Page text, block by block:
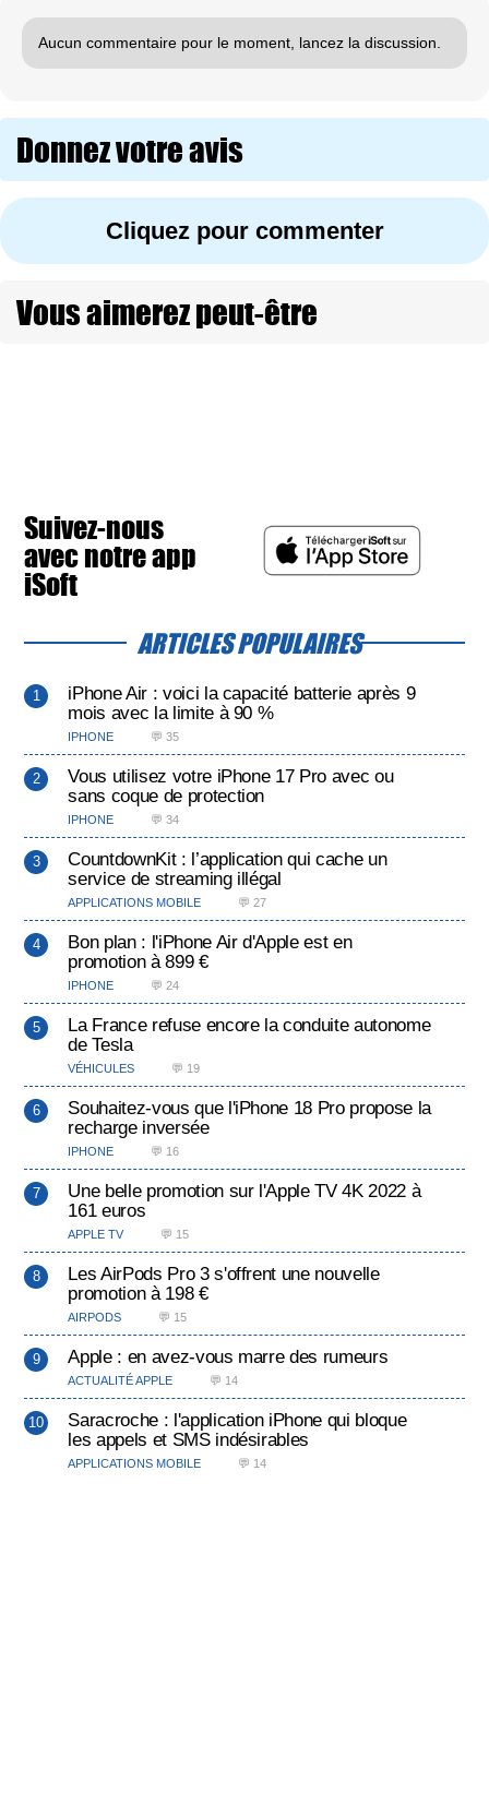
Aucun commentaire pour le moment, lancez la discussion.
Donnez votre avis
Cliquez pour commenter
Vous aimerez peut-être
Suivez-nous
avec notre app
iSoft
ARTICLES POPULAIRES
iPhone Air : voici la capacité batterie après 9
mois avec la limite à 90 %
IPHONE 💬 35
Vous utilisez votre iPhone 17 Pro avec ou
sans coque de protection
IPHONE 💬 34
CountdownKit : l’application qui cache un
service de streaming illégal
APPLICATIONS MOBILE 💬 27
Bon plan : l'iPhone Air d'Apple est en
promotion à 899 €
IPHONE 💬 24
La France refuse encore la conduite autonome
de Tesla
VÉHICULES 💬 19
Souhaitez-vous que l'iPhone 18 Pro propose la
recharge inversée
IPHONE 💬 16
Une belle promotion sur l'Apple TV 4K 2022 à
161 euros
APPLE TV 💬 15
Les AirPods Pro 3 s'offrent une nouvelle
promotion à 198 €
AIRPODS 💬 15
Apple : en avez-vous marre des rumeurs
ACTUALITÉ APPLE 💬 14
Saracroche : l'application iPhone qui bloque
les appels et SMS indésirables
APPLICATIONS MOBILE 💬 14